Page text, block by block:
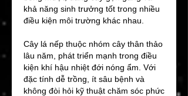
khả năng sinh trưởng tốt trong nhiều
điều kiện môi trường khác nhau.
Cây lá nếp thuộc nhóm cây thân thảo
lâu năm, phát triển mạnh trong điều
kiện khí hậu nhiệt đới nóng ẩm. Với
đặc tính dễ trồng, ít sâu bệnh và
không đòi hỏi kỹ thuật chăm sóc phức